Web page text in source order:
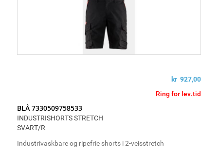
kr 927,00
Ring for lev.tid
BLÅ 7330509758533
INDUSTRISHORTS STRETCH
SVART/R
Industrivaskbare og ripefrie shorts i 2-veisstretch